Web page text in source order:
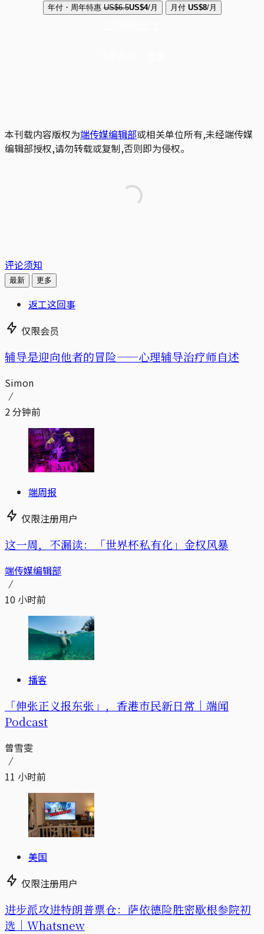
年付・周年特惠 US$6.5US$4/月 月付 US$8/月
本刊载内容版权为端传媒编辑部或相关单位所有,未经端传媒
编辑部授权,请勿转载或复制,否则即为侵权。
评论须知
最新 更多
返工这回事
仅限会员
辅导是迎向他者的冒险——心理辅导治疗师自述
Simon
2 分钟前
端周报
仅限注册用户
这一周，不漏读：「世界杯私有化」金权风暴
端传媒编辑部
10 小时前
播客
「伸张正义报东张」，香港市民新日常｜端闻
Podcast
曾雪雯
11 小时前
美国
仅限注册用户
进步派攻进特朗普票仓：萨依德险胜密歇根参院初
选｜Whatsnew